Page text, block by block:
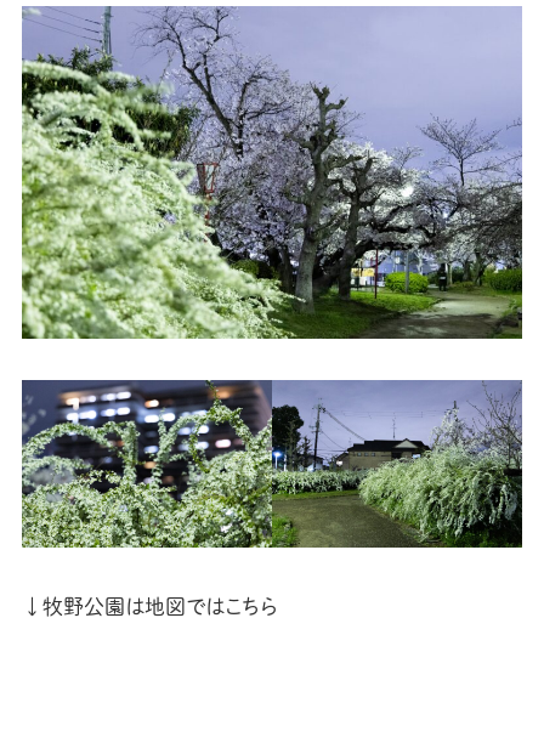
↓牧野公園は地図ではこちら